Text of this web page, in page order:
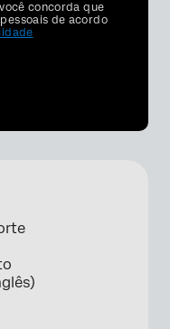
concorda que
de acordo